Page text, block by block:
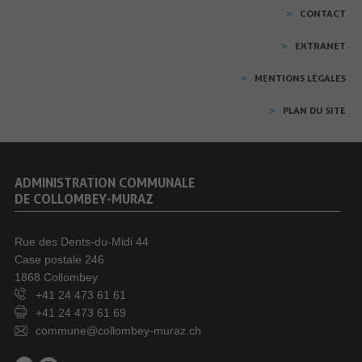
CONTACT
EXTRANET
MENTIONS LÉGALES
PLAN DU SITE
ADMINISTRATION COMMUNALE
DE COLLOMBEY-MURAZ
Rue des Dents-du-Midi 44
Case postale 246
1868 Collombey
+41 24 473 61 61
+41 24 473 61 69
commune@collombey-muraz.ch